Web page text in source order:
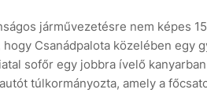
járművezetésre nem képes
Csanádpalota közelében egy
sofőr egy jobbra ívelő
túlkormányozta, amely a